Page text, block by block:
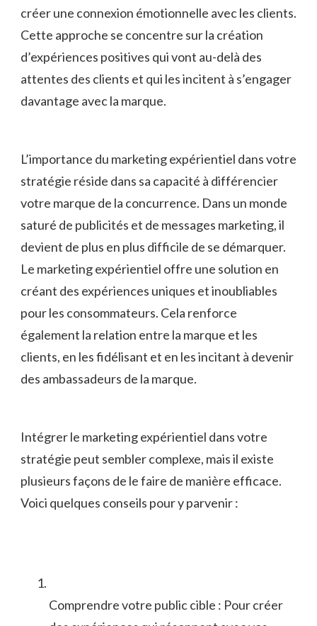
créer une connexion ​émotionnelle avec les clients.
Cette approche se concentre sur la création
d’expériences positives qui vont au-delà des
attentes des⁤ clients et qui les incitent à s’engager
davantage avec la marque.
L’importance du ⁤marketing expérientiel ‍dans votre
stratégie réside dans sa capacité à différencier
votre marque de la ⁣concurrence. Dans un monde
saturé​ de publicités et de messages marketing, il‌
devient de plus en plus difficile de se démarquer.
Le marketing⁤ expérientiel offre une solution en
créant des expériences uniques et inoubliables
pour les consommateurs. Cela ​renforce
également la relation entre la marque ‌et ‌les
clients, en⁣ les ⁢fidélisant ‍et en les incitant à devenir
des ambassadeurs de la marque.
Intégrer le ⁤marketing expérientiel dans votre
stratégie peut sembler complexe, mais il​ existe
‍plusieurs façons de le ‌faire de manière efficace.
Voici quelques conseils ‍pour y⁤ parvenir :
Comprendre votre public cible : Pour créer